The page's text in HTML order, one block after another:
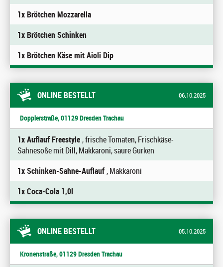
1x Brötchen Mozzarella
1x Brötchen Schinken
1x Brötchen Käse mit Aioli Dip
ONLINE BESTELLT 06.10.2025
Dopplerstraße, 01129 Dresden Trachau
1x Auflauf Freestyle, frische Tomaten, Frischkäse-
Sahnesoße mit Dill, Makkaroni, saure Gurken
1x Schinken-Sahne-Auflauf, Makkaroni
1x Coca-Cola 1,0l
ONLINE BESTELLT 05.10.2025
Kronenstraße, 01129 Dresden Trachau